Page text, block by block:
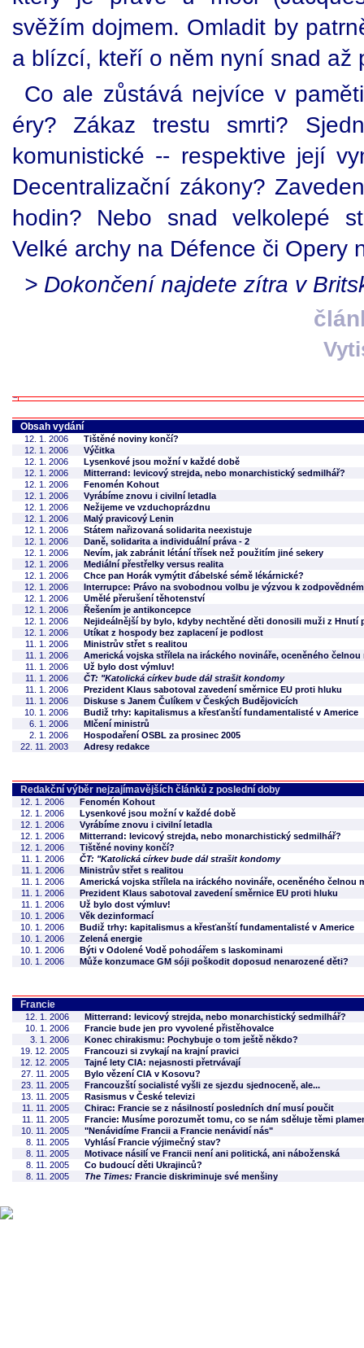
svěžím dojmem. Omladit by
a blízcí, kteří o něm nyní snad až
Co ale zůstává nejvíce v
éry? Zákaz trestu smrti?
komunistické -- respektive její
Decentralizační zákony?
hodin? Nebo snad velkolepé
Velké archy na Défence či Opery
> Dokončení najdete zítra v
Obsah vydání
12. 1. 2006
Tištěné noviny končí?
12. 1. 2006
Výčitka
12. 1. 2006
Lysenkové jsou možní v každé době
12. 1. 2006
Mitterrand: levicový strejda, nebo monarchistický sedmilhář?
12. 1. 2006
Fenomén Kohout
12. 1. 2006
Vyrábíme znovu i civilní letadla
12. 1. 2006
Nežijeme ve vzduchoprázdnu
12. 1. 2006
Malý pravicový Lenin
12. 1. 2006
Státem nařizovaná solidarita neexistuje
12. 1. 2006
Daně, solidarita a individuální práva - 2
12. 1. 2006
Nevím, jak zabránit létání třísek než použitím jiné sekery
12. 1. 2006
Mediální přestřelky versus realita
12. 1. 2006
Chce pan Horák vymýtit ďábelské sémě lékárnické?
12. 1. 2006
Interrupce: Právo na svobodnou volbu je výzvou k
12. 1. 2006
Umělé přerušení těhotenství
12. 1. 2006
Řešením je antikoncepce
12. 1. 2006
Nejideálnější by bylo, kdyby nechtěné děti donosili muži z Hnutí
12. 1. 2006
Utíkat z hospody bez zaplacení je podlost
11. 1. 2006
Ministrův střet s realitou
11. 1. 2006
Americká vojska střílela na iráckého novináře, oceněného
11. 1. 2006
Už bylo dost výmluv!
11. 1. 2006
ČT: "Katolická církev bude dál strašit kondomy
11. 1. 2006
Prezident Klaus sabotoval zavedení směrnice EU proti hluku
11. 1. 2006
Diskuse s Janem Čulíkem v Českých Budějovicích
10. 1. 2006
Budiž trhy: kapitalismus a křesťanští fundamentalisté v Americe
6. 1. 2006
Mlčení ministrů
2. 1. 2006
Hospodaření OSBL za prosinec 2005
22. 11. 2003
Adresy redakce
Redakční výběr nejzajímavějších článků z poslední doby
12. 1. 2006
Fenomén Kohout
12. 1. 2006
Lysenkové jsou možní v každé době
12. 1. 2006
Vyrábíme znovu i civilní letadla
12. 1. 2006
Mitterrand: levicový strejda, nebo monarchistický sedmilhář?
12. 1. 2006
Tištěné noviny končí?
11. 1. 2006
ČT: "Katolická církev bude dál strašit kondomy
11. 1. 2006
Ministrův střet s realitou
11. 1. 2006
Americká vojska střílela na iráckého novináře, oceněného čelnou
11. 1. 2006
Prezident Klaus sabotoval zavedení směrnice EU proti hluku
11. 1. 2006
Už bylo dost výmluv!
10. 1. 2006
Věk dezinformací
10. 1. 2006
Budiž trhy: kapitalismus a křesťanští fundamentalisté v Americe
10. 1. 2006
Zelená energie
10. 1. 2006
Býti v Odolené Vodě pohodářem s laskominami
10. 1. 2006
Může konzumace GM sóji poškodit doposud nenarozené děti?
Francie
12. 1. 2006
Mitterrand: levicový strejda, nebo monarchistický sedmilhář?
10. 1. 2006
Francie bude jen pro vyvolené přistěhovalce
3. 1. 2006
Konec chirakismu: Pochybuje o tom ještě někdo?
19. 12. 2005
Francouzi si zvykají na krajní pravici
12. 12. 2005
Tajné lety CIA: nejasnosti přetrvávají
27. 11. 2005
Bylo vězení CIA v Kosovu?
23. 11. 2005
Francouzští socialisté vyšli ze sjezdu sjednoceně, ale...
13. 11. 2005
Rasismus v České televizi
11. 11. 2005
Chirac: Francie se z násilností posledních dní musí poučit
11. 11. 2005
Francie: Musíme porozumět tomu, co se nám sděluje těmi
10. 11. 2005
"Nenávidíme Francii a Francie nenávidí nás"
8. 11. 2005
Vyhlásí Francie výjimečný stav?
8. 11. 2005
Motivace násilí ve Francii není ani politická, ani náboženská
8. 11. 2005
Co budoucí děti Ukrajinců?
8. 11. 2005
The Times: Francie diskriminuje své menšiny